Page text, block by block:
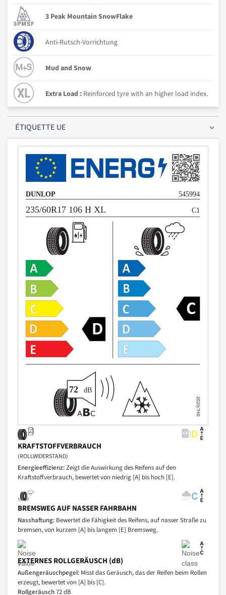
3 Peak Mountain SnowFlake
Anti-Rutsch-Vorrichtung
Mud and Snow
Extra Load : Reinforced tyre with an higher load index.
ÉTIQUETTE UE
KRAFTSTOFFVERBRAUCH
(ROLLWIDERSTAND)
Energieeffizienz:Zeigt die Auswirkung des Reifens auf den
Kraftstoffverbrauch, bewertet von niedrig [A] bis hoch [E].
BREMSWEG AUF NASSER FAHRBAHN
Nasshaftung: Bewertet die Fähigkeit des Reifens, auf nasser Straße zu
bremsen, von kurzem [A] bis langem [E] Bremsweg.
EXTERNES ROLLGERÄUSCH (dB)
Außengeräuschpegel: Misst das Geräusch, das der Reifen beim Rollen
erzeugt, bewertet von [A] bis [C].
Rollgeräusch72 dB